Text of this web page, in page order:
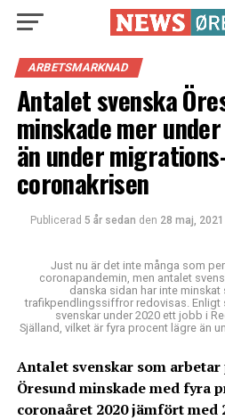
ARBETSMARKNAD
Antalet svenska
minskade mer
än under
coronakrisen
Publicerad 5 år sedan den 28 maj, 2021
Just nu är det inte många som
coronapandemin, men antalet
danska sidan har inte
trafikpendlingssiffror redovisas. Enligt
svenskar under 2020 ett jobb i
Själland, vilket är fyra procent lägre än
Antalet svenskar som arbetar
Öresund minskade med fyra
coronaåret 2020 jämfört med